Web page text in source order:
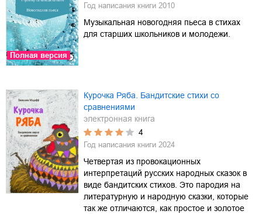
Полная версия
Год написания книги 2010
Музыкальная новогодняя пьеса в стихах
для старших школьников и молодежи.
Курочка Ряба. Бандитские стихи со
сравнениями
электронная книга
4
Год написания книги 2024
Четвертая из провокационных
интерпретаций русских народных сказок в
виде бандитских стихов. Это пародия на
литературную и народную сказки, которые
так же отличаются, как простое и золотое